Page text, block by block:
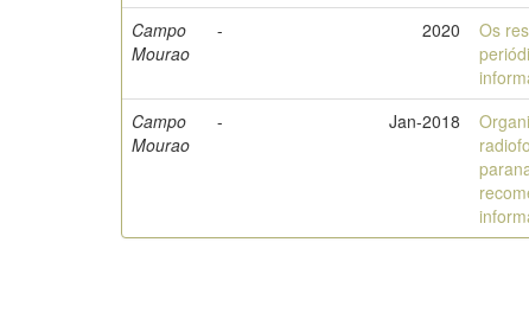
Campo
Mourao
- 2020
Os
Campo
Mourao
- Jan-2018